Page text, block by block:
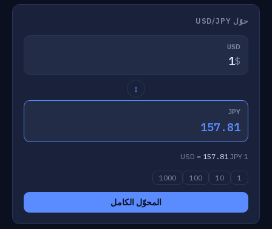
حوّل USD/JPY
USD
$
↕
JPY
157.81
1 USD =
157.81 JPY
1
10
100
1000
المحوّل الكامل